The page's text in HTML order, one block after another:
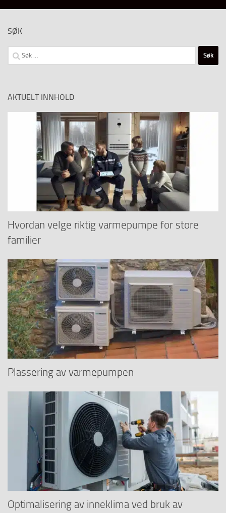
SØK
Søk
etter:
AKTUELT INNHOLD
Hvordan velge riktig varmepumpe for store
familier
Plassering av varmepumpen
Optimalisering av inneklima ved bruk av